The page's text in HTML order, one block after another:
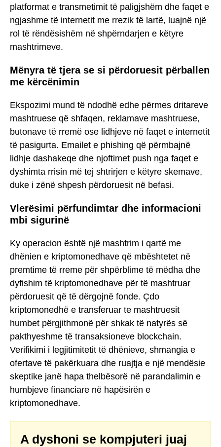
platformat e transmetimit të paligjshëm dhe faqet e
ngjashme të internetit me rrezik të lartë, luajnë një
rol të rëndësishëm në shpërndarjen e këtyre
mashtrimeve.
Mënyra të tjera se si përdoruesit përballen
me kërcënimin
Ekspozimi mund të ndodhë edhe përmes dritareve
mashtruese që shfaqen, reklamave mashtruese,
butonave të rremë ose lidhjeve në faqet e internetit
të pasigurta. Emailet e phishing që përmbajnë
lidhje dashakeqe dhe njoftimet push nga faqet e
dyshimta rrisin më tej shtrirjen e këtyre skemave,
duke i zënë shpesh përdoruesit në befasi.
Vlerësimi përfundimtar dhe informacioni
mbi sigurinë
Ky operacion është një mashtrim i qartë me
dhënien e kriptomonedhave që mbështetet në
premtime të rreme për shpërblime të mëdha dhe
dyfishim të kriptomonedhave për të mashtruar
përdoruesit që të dërgojnë fonde. Çdo
kriptomonedhë e transferuar te mashtruesit
humbet përgjithmonë për shkak të natyrës së
pakthyeshme të transaksioneve blockchain.
Verifikimi i legjitimitetit të dhënieve, shmangia e
ofertave të pakërkuara dhe ruajtja e një mendësie
skeptike janë hapa thelbësorë në parandalimin e
humbjeve financiare në hapësirën e
kriptomonedhave.
A dyshoni se kompjuteri juaj